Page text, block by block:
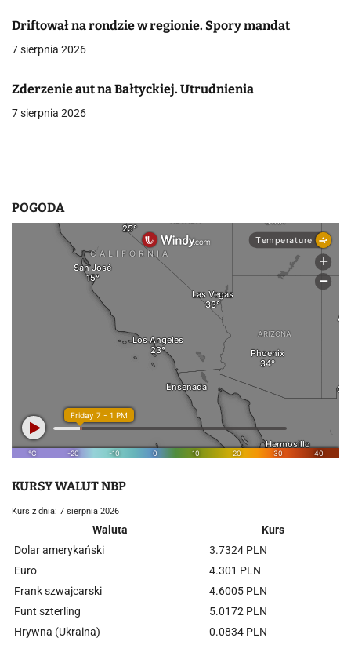
w
p
s
Driftował na rondzie w regionie. Spory mandat
7 sierpnia 2026
Zderzenie aut na Bałtyckiej. Utrudnienia
7 sierpnia 2026
POGODA
KURSY WALUT NBP
Kurs z dnia: 7 sierpnia 2026
Waluta
Kurs
Dolar amerykański
3.7324 PLN
Euro
4.301 PLN
Frank szwajcarski
4.6005 PLN
Funt szterling
5.0172 PLN
Hrywna (Ukraina)
0.0834 PLN